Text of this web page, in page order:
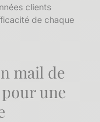
clients
de chaque
mail de
une